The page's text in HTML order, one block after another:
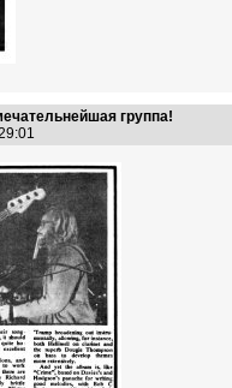
группа!